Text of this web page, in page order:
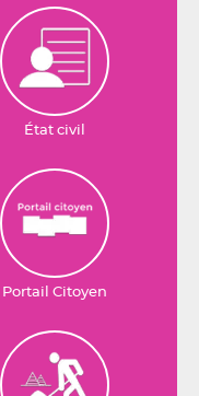
État civil
Portail Citoyen